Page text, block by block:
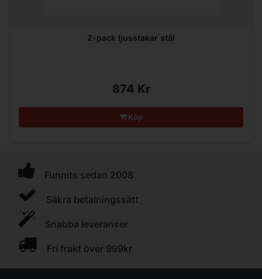
2-pack ljusstakar stål
874 Kr
Köp
Funnits sedan 2008
Säkra betalningssätt
Snabba leveranser
Fri frakt över 999kr